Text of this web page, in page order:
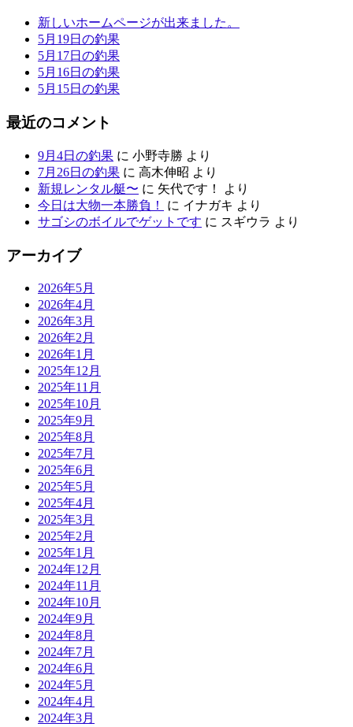
新しいホームページが出来ました。
5月19日の釣果
5月17日の釣果
5月16日の釣果
5月15日の釣果
最近のコメント
9月4日の釣果 に 小野寺勝 より
7月26日の釣果 に 高木伸昭 より
新規レンタル艇〜 に 矢代です！
より
今日は大物一本勝負！
に イナガキ より
サゴシのボイルでゲットです に スギウラ より
アーカイブ
2026年5月
2026年4月
2026年3月
2026年2月
2026年1月
2025年12月
2025年11月
2025年10月
2025年9月
2025年8月
2025年7月
2025年6月
2025年5月
2025年4月
2025年3月
2025年2月
2025年1月
2024年12月
2024年11月
2024年10月
2024年9月
2024年8月
2024年7月
2024年6月
2024年5月
2024年4月
2024年3月